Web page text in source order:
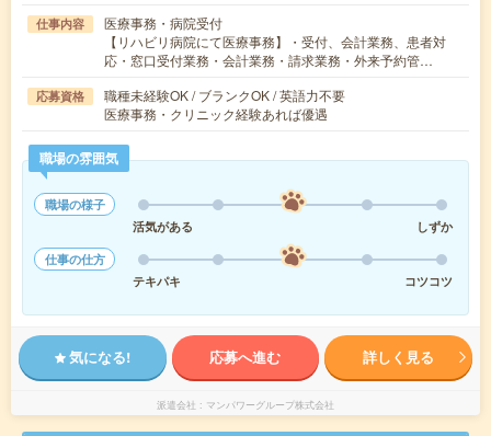
仕事内容
医療事務・病院受付
【リハビリ病院にて医療事務】・受付、会計業務、患者対
応・窓口受付業務・会計業務・請求業務・外来予約管…
応募資格
職種未経験OK / ブランクOK / 英語力不要
医療事務・クリニック経験あれば優遇
職場の雰囲気
職場の様子
活気がある
しずか
仕事の仕方
テキパキ
コツコツ
気になる! 応募へ進む 詳しく見る
派遣会社 マンパワーグループ株式会社